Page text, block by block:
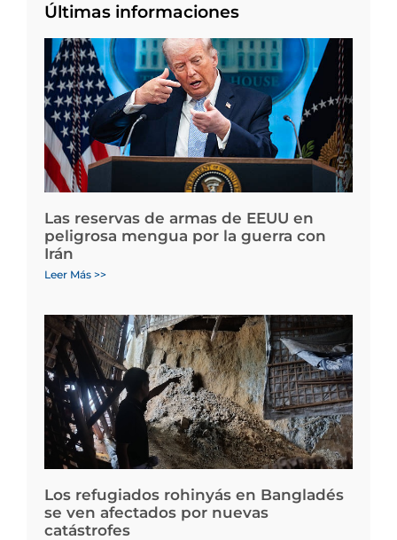
Últimas informaciones
Las reservas de armas de EEUU en
peligrosa mengua por la guerra con
Irán
Leer Más >>
Los refugiados rohinyás en Bangladés
se ven afectados por nuevas
catástrofes